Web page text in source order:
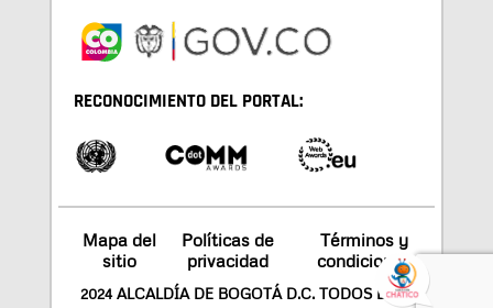
RECONOCIMIENTO DEL PORTAL:
Mapa del
sitio
Políticas de
privacidad
Términos y
condiciones
2024 ALCALDÍA DE BOGOTÁ D.C. TODOS LOS